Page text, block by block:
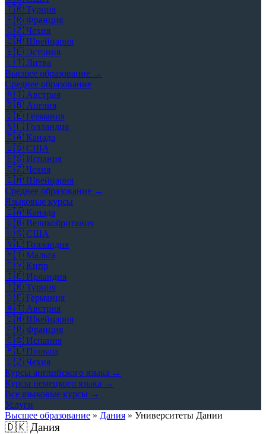
🇹🇷 Турция
🇫🇷 Франция
🇨🇿 Чехия
🇨🇭 Швейцария
🇪🇪 Эстония
🇱🇹 Литва
Высшее образование →
Среднее образование
🇦🇹 Австрия
🇬🇧 Англия
🇩🇪 Германия
🇳🇱 Голландия
🇨🇦 Канада
🇺🇸 США
🇪🇸 Испания
🇨🇿 Чехия
🇨🇭 Швейцария
Среднее образование →
Языковые курсы
🇨🇦 Канада
🇬🇧 Великобритания
🇺🇸 США
🇳🇱 Голландия
🇲🇹 Мальта
🇨🇾 Кипр
🇮🇪 Ирландия
🇹🇷 Турция
🇩🇪 Германия
🇦🇹 Австрия
🇨🇭 Швейцария
🇫🇷 Франция
🇪🇸 Испания
🇵🇱 Польша
🇨🇿 Чехия
Курсы английского языка →
Курсы немецкого языка →
Все языковые курсы →
Услуги
Высшее образование » Дания » Университеты Дании
🇩🇰Дания